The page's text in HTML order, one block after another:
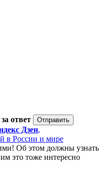
ответ
Дзен,
в России и мире
Об этом должны узнать
это тоже интересно